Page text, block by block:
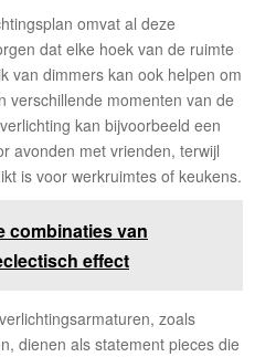
omvat al deze
dat elke hoek van de ruimte
van dimmers kan ook helpen om
verschillende momenten van de
kan bijvoorbeeld een
avonden met vrienden, terwijl
is voor werkruimtes of keukens.
combinaties van
effect
zoals
dienen als statement pieces die